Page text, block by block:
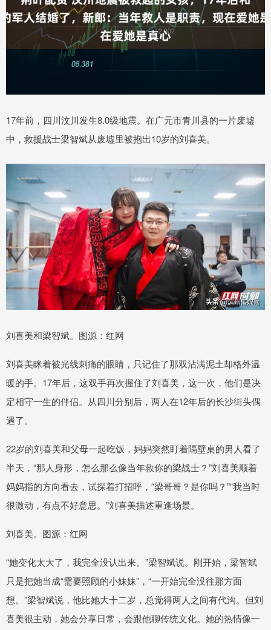
17年前，四川汶川发生8.0级地震。在广元市青川县的一片废墟
中，救援战士梁智斌从废墟里被抱出10岁的刘喜美。
刘喜美和梁智斌。图源：红网
刘喜美眯着被光线刺痛的眼睛，只记住了那双沾满泥土却格外温
暖的手。17年后，这双手再次握住了刘喜美，这一次，他们是决
定相守一生的伴侣。从四川分别后，两人在12年后的长沙街头偶
遇了。
22岁的刘喜美和父母一起吃饭，妈妈突然盯着隔壁桌的男人看了
半天，“那人身形，怎么那么像当年救你的梁战士？”刘喜美顺着
妈妈指的方向看去，试探着打招呼，“梁哥哥？是你吗？”“我当时
很激动，有点不好意思。”刘喜美描述重逢场景。
刘喜美。图源：红网
“她变化太大了，我完全没认出来。”梁智斌说。刚开始，梁智斌
只是把她当成“需要照顾的小妹妹”，“一开始完全没往那方面
想。”梁智斌说，他比她大十二岁，总觉得两人之间有代沟。但刘
喜美很主动，她会分享日常，会跟他聊传统文化。她的热情像一